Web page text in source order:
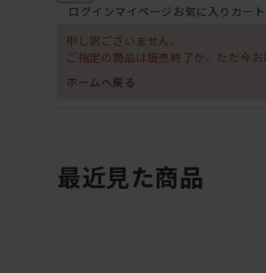
ログインマイページ お気に入り カート
申し訳ございません。
ご指定の商品は販売終了か、ただ今お
ホームへ戻る
最近見た商品